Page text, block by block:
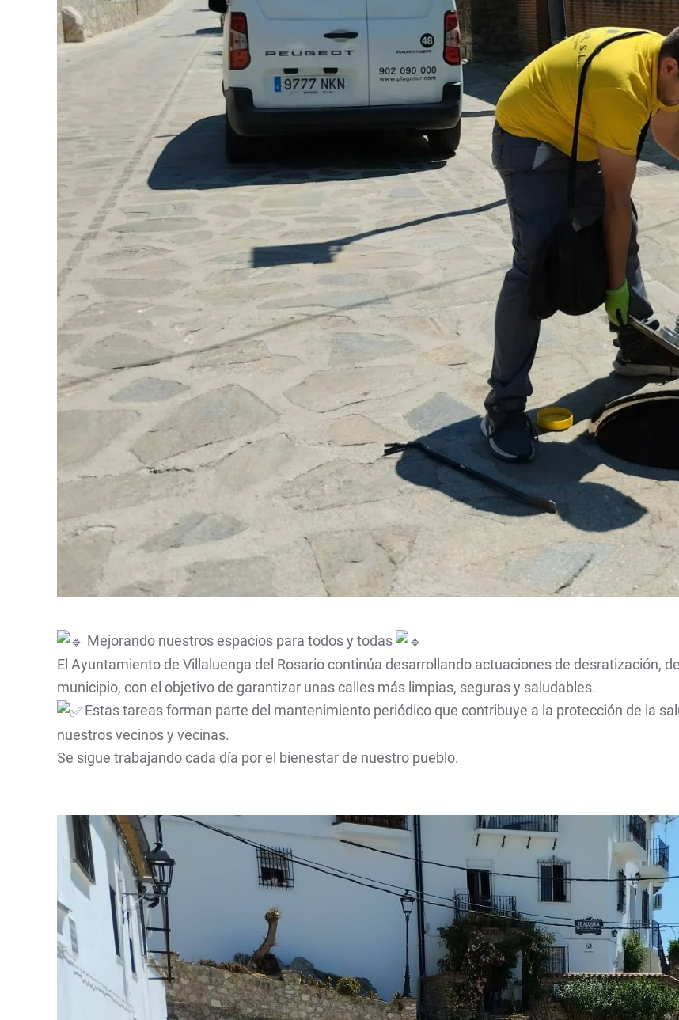
Mejorando nuestros espacios para todos y todas
El Ayuntamiento de Villaluenga del Rosario continúa desarrollando actuaciones de desratización,
municipio, con el objetivo de garantizar unas calles más limpias, seguras y saludables.
Estas tareas forman parte del mantenimiento periódico que contribuye a la protección de la
nuestros vecinos y vecinas.
Se sigue trabajando cada día por el bienestar de nuestro pueblo.